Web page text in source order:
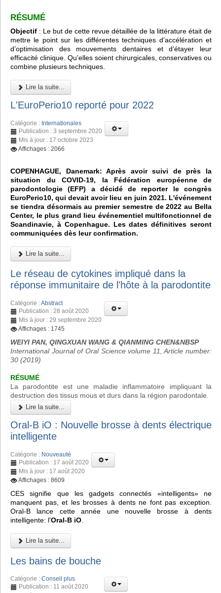
RÉSUMÉ
Objectif : Le but de cette revue détaillée de la littérature était de
mettre le point sur les différentes techniques d’accélération et
d’optimisation des mouvements dentaires et d’étayer leur
efficacité clinique. Qu'elles soient chirurgicales, conservatives ou
combine plusieurs techniques.
Lire la suite...
L'EuroPerio10 reporté pour 2022
Catégorie : Internationales
Publication : 3 septembre 2020
Mis à jour : 17 octobre 2023
Affichages : 2066
COPENHAGUE, Danemark: Après avoir suivi de près la
situation du COVID-19, la Fédération européenne de
parodontologie (EFP) a décidé de reporter le congrès
EuroPerio10, qui devait avoir lieu en juin 2021. L'événement
se tiendra désormais au premier semestre de 2022 au Bella
Center, le plus grand lieu événementiel multifonctionnel de
Scandinavie, à Copenhague. Les dates définitives seront
communiquées dès leur confirmation.
Lire la suite...
Le réseau de cytokines impliqué dans la
réponse immunitaire de l'hôte à la parodontite
Catégorie :Abstract
Publication : 28 août 2020
Mis à jour : 29 septembre 2020
Affichages : 1745
WEIYI PAN, QINGXUAN WANG & QIANMING CHEN&NBSP
International Journal of Oral Science volume 11, Article number:
30 (2019)
RÉSUMÉ
La parodontite est une maladie inflammatoire impliquant la
destruction des tissus mous et durs dans la région parodontale.
Lire la suite...
Oral-B iO : Nouvelle brosse à dents électrique
intelligente
Catégorie : Nouveauté
Publication : 17 août 2020
Mis à jour : 17 août 2020
Affichages : 8609
CES signifie que les gadgets connectés «intelligents» ne
manquent pas, et les brosses à dents ne font pas exception.
Oral-B lance cette année une nouvelle brosse à dents
intelligente: l'Oral-B iO
Lire la suite...
Les bains de bouche
Catégorie : Conseil plus
Publication : 11 août 2020